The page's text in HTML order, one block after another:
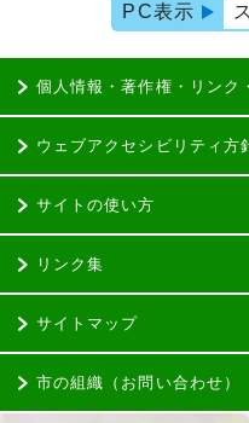
PC表示
個人情報・著作権・リンク
ウェブアクセシビリティ方
サイトの使い方
リンク集
サイトマップ
市の組織（お問い合わせ）